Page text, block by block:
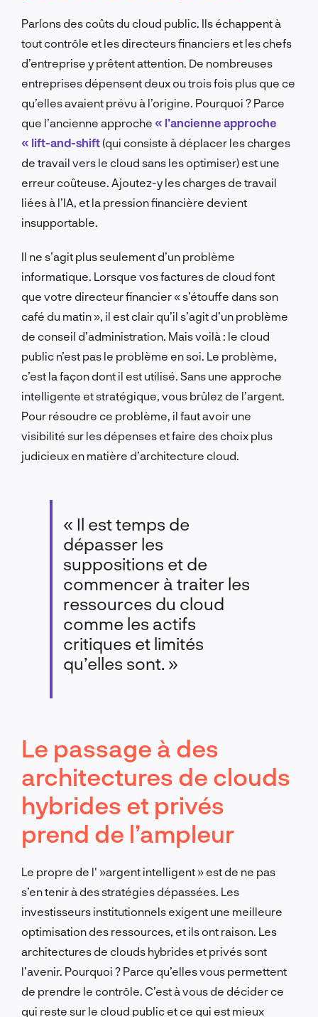
Parlons des coûts du cloud public. Ils échappent à
tout contrôle et les directeurs financiers et les chefs
d’entreprise y prêtent attention. De nombreuses
entreprises dépensent deux ou trois fois plus que ce
qu’elles avaient prévu à l’origine. Pourquoi ? Parce
que l’ancienne approche « l’ancienne approche
« lift-and-shift (qui consiste à déplacer les charges
de travail vers le cloud sans les optimiser) est une
erreur coûteuse. Ajoutez-y les charges de travail
liées à l’IA, et la pression financière devient
insupportable.
Il ne s’agit plus seulement d’un problème
informatique. Lorsque vos factures de cloud font
que votre directeur financier « s’étouffe dans son
café du matin », il est clair qu’il s’agit d’un problème
de conseil d’administration. Mais voilà : le cloud
public n’est pas le problème en soi. Le problème,
c’est la façon dont il est utilisé. Sans une approche
intelligente et stratégique, vous brûlez de l’argent.
Pour résoudre ce problème, il faut avoir une
visibilité sur les dépenses et faire des choix plus
judicieux en matière d’architecture cloud.
« Il est temps de
dépasser les
suppositions et de
commencer à traiter les
ressources du cloud
comme les actifs
critiques et limités
qu’elles sont. »
Le passage à des
architectures de clouds
hybrides et privés
prend de l’ampleur
Le propre de l' »argent intelligent » est de ne pas
s’en tenir à des stratégies dépassées. Les
investisseurs institutionnels exigent une meilleure
optimisation des ressources, et ils ont raison. Les
architectures de clouds hybrides et privés sont
l’avenir. Pourquoi ? Parce qu’elles vous permettent
de prendre le contrôle. C’est à vous de décider ce
qui reste sur le cloud public et ce qui est mieux